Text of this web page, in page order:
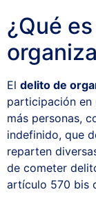
¿Qué
El delito de
participación en
más personas,
indefinido, que
reparten
de cometer
artículo 570 bis